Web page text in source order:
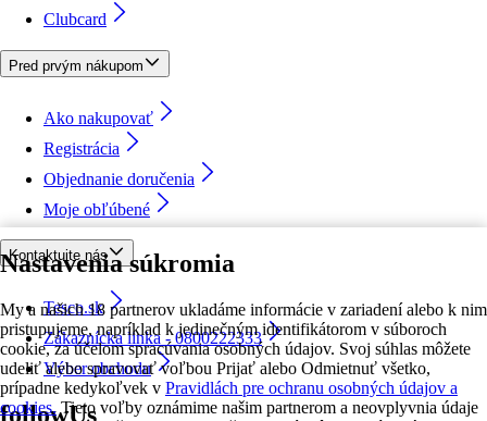
Nastavenia súkromia
My a našich 18 partnerov ukladáme informácie v zariadení alebo k nim
pristupujeme, napríklad k jedinečným identifikátorom v súboroch
cookie, za účelom spracúvania osobných údajov. Svoj súhlas môžete
udeliť alebo spravovať voľbou Prijať alebo Odmietnuť všetko,
prípadne kedykoľvek v Pravidlách pre ochranu osobných údajov a
cookies. Tieto voľby oznámime našim partnerom a neovplyvnia údaje
Clubcard
Pred prvým nákupom
Ako nakupovať
Registrácia
Objednanie doručenia
Moje obľúbené
Kontaktujte nás
Tesco.sk
Zákaznícka linka - 0800222333
Výber obchodu
followUs